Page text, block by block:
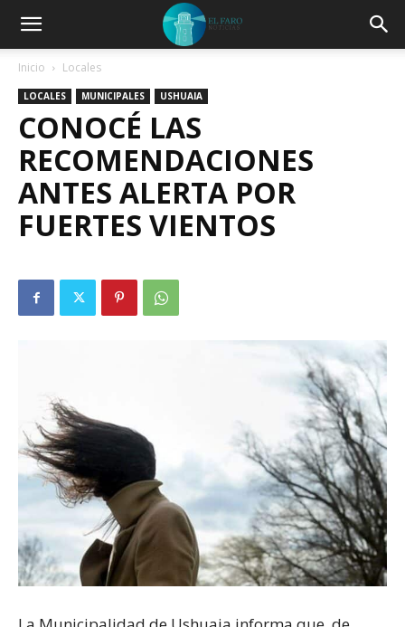
Inicio Locales
LOCALES MUNICIPALES USHUAIA
CONOCÉ LAS
RECOMENDACIONES
ANTES ALERTA POR
FUERTES VIENTOS